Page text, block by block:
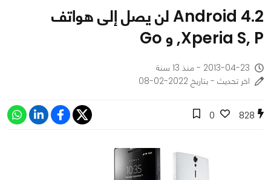
Android 4.2 لن يصل إلى هواتف
Xperia S, P, و Go
2013-04-23 - منذ 13 سنة
اخر تحديث - بتاريخ 2022-02-08
828
0